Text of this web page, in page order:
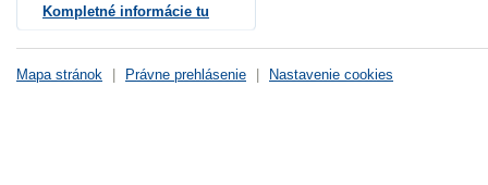
Kompletné informácie tu
Mapa stránok Právne prehlásenie Nastavenie cookies